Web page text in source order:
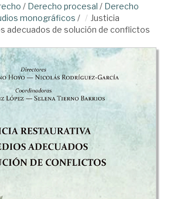
/ Derecho procesal / Derecho
monográficos /
Justicia
adecuados de solución de conflictos